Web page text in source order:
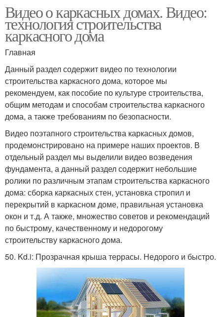
Видео о каркасных домах. Видео:
технология строительства
каркасного дома
Главная
Данный раздел содержит видео по технологии
строительства каркасного дома, которое мы
рекомендуем, как пособие по культуре строительства,
общим методам и способам строительства каркасного
дома, а также требованиям по безопасности.
Видео поэтапного строительства каркасных домов,
продемонстрировано на примере наших проектов. В
отдельный раздел мы выделили видео возведения
фундамента, а данный раздел содержит небольшие
ролики по различным этапам строительства каркасного
дома: сборка каркасных стен, установка стропил и
перекрытий в каркасном доме, правильная установка
окон и т.д. А также, множество советов и рекомендаций
по быстрому, качественному и недорогому
строительству каркасного дома.
50. Kd.i: Прозрачная крыша террасы. Недорого и быстро.